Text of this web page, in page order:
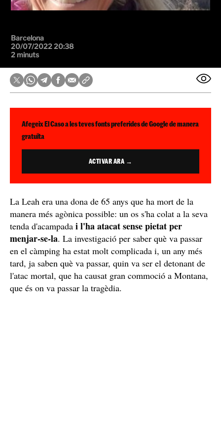
Barcelona
20/07/2022 20:38
2 minuts
Afegeix El Caso a les teves fonts preferides de Google de manera
gratuïta
ACTIVAR ARA →
La Leah era una dona de 65 anys que ha mort de la
manera més agònica possible: un os s'ha colat a la seva
tenda d'acampada i l'ha atacat sense pietat per
menjar-se-la. La investigació per saber què va passar
en el càmping ha estat molt complicada i, un any més
tard, ja saben què va passar, quin va ser el detonant de
l'atac mortal, que ha causat gran commoció a Montana,
que és on va passar la tragèdia.